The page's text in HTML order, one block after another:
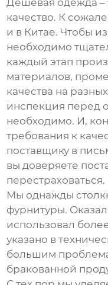
Дешевая одежда –
качество. К
и в Китае. Чтобы
необходимо
каждый этап
материалов,
качества на
инспекция перед
необходимо. И,
требования к
поставщику в
вы доверяете
перестраховаться.
Мы однажды
фурнитуры.
использовал
указано в
большим
бракованной